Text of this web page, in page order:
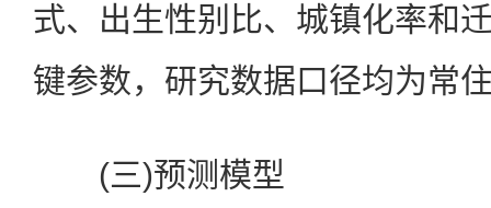
式、出生性别比、城镇化率和
键参数，研究数据口径均为常
(三)预测模型